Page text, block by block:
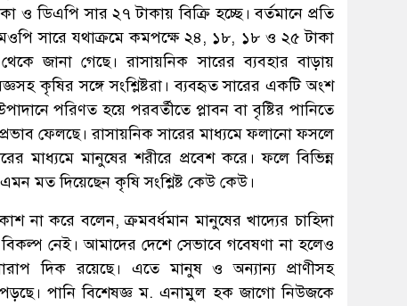
ডিএপি সার ২৭ টাকায় বিক্রি হচ্ছে। বর্তমানে প্রতি
সারে যথাক্রমে কমপক্ষে ২৪, ১৮, ১৮ ও ২৫ টাকা
জানা গেছে। রাসায়নিক সারের ব্যবহার বাড়ায়
কৃষির সঙ্গে সংশ্লিষ্টরা। ব্যবহৃত সারের একটি অংশ
পরিণত হয়ে পরবর্তীতে প্লাবন বা বৃষ্টির পানিতে
ফেলছে। রাসায়নিক সারের মাধ্যমে ফলানো ফসলে
মাধ্যমে মানুষের শরীরে প্রবেশ করে। ফলে বিভিন্ন
মত দিয়েছেন কৃষি সংশ্লিষ্ট কেউ কেউ।
না করে বলেন, ক্রমবর্ধমান মানুষের খাদ্যের চাহিদা
নেই। আমাদের দেশে সেভাবে গবেষণা না হলেও
দিক রয়েছে। এতে মানুষ ও অন্যান্য প্রাণীসহ
পড়ছে। পানি বিশেষজ্ঞ ম. এনামুল হক জাগো নিউজকে